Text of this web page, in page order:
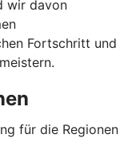
wir davon
Fortschritt und
für die Regionen